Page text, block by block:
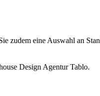
zudem eine Auswahl an
Design Agentur Tablo.